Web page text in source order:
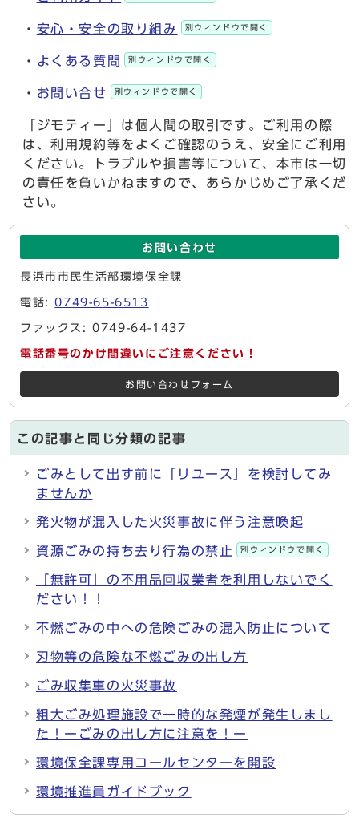
・ 安心・安全の取り組み 別ウィンドウで開く
・ よくある質問 別ウィンドウで開く
・ お問い合せ 別ウィンドウで開く
「ジモティー」は個人間の取引です。ご利用の際
は、利用規約等をよくご確認のうえ、安全にご利用
ください。トラブルや損害等について、本市は一切
の責任を負いかねますので、あらかじめご了承くだ
さい。
お問い合わせ
長浜市市民生活部環境保全課
電話:0749-65-6513
ファックス: 0749-64-1437
電話番号のかけ間違いにご注意ください！
お問い合わせフォーム
この記事と同じ分類の記事
ごみとして出す前に「リユース」を検討してみ
ませんか
発火物が混入した火災事故に伴う注意喚起
資源ごみの持ち去り行為の禁止 別ウィンドウで開く
「無許可」の不用品回収業者を利用しないでく
ださい！！
不燃ごみの中への危険ごみの混入防止について
刃物等の危険な不燃ごみの出し方
ごみ収集車の火災事故
粗大ごみ処理施設で一時的な発煙が発生しまし
た！ーごみの出し方に注意を！ー
環境保全課専用コールセンターを開設
環境推進員ガイドブック